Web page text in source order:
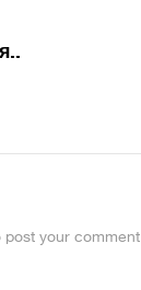
post your comment